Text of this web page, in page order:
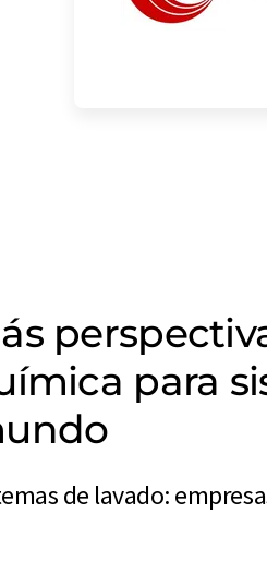
para
de lavado: